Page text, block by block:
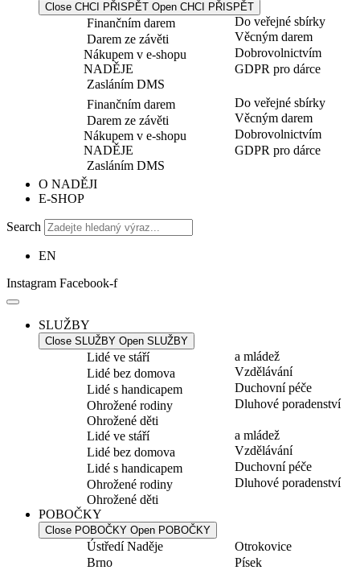
Close CHCI PŘISPĚT Open CHCI PŘISPĚT
Finančním darem
Darem ze závěti
Nákupem v e-shopu
NADĚJE
Zasláním DMS
Do veřejné sbírky
Věcným darem
Dobrovolnictvím
GDPR pro dárce
Finančním darem
Darem ze závěti
Nákupem v e-shopu
NADĚJE
Zasláním DMS
Do veřejné sbírky
Věcným darem
Dobrovolnictvím
GDPR pro dárce
O NADĚJI
E-SHOP
Search
EN
Instagram Facebook-f
SLUŽBY
Close SLUŽBY Open SLUŽBY
Lidé ve stáří
Lidé bez domova
Lidé s handicapem
Ohrožené rodiny
Ohrožené děti
a mládež
Vzdělávání
Duchovní péče
Dluhové poradenství
Lidé ve stáří
Lidé bez domova
Lidé s handicapem
Ohrožené rodiny
Ohrožené děti
a mládež
Vzdělávání
Duchovní péče
Dluhové poradenství
POBOČKY
Close POBOČKY Open POBOČKY
Ústředí Naděje
Brno
Otrokovice
Písek